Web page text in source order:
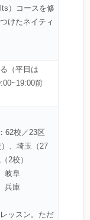
）コースを修
けたネイティ
（平日は
前
62校／23区
、埼玉（27
2校）
岐阜
兵庫
ッスン。ただ